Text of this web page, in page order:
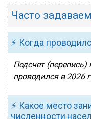
Часто
⚡ Когда
Подсчет (перепись)
проводился в 2026
⚡ Какое место
численности